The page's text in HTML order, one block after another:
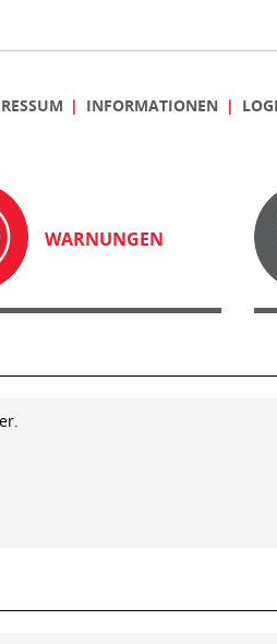
INFORMATIONEN
WARNUNGEN